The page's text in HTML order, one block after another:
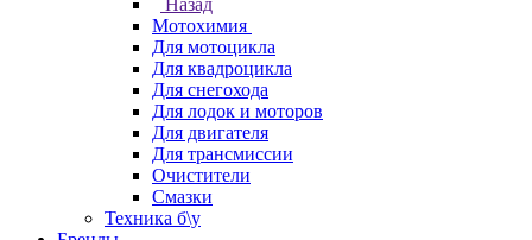
Назад
Мотохимия
Для мотоцикла
Для квадроцикла
Для снегохода
Для лодок и моторов
Для двигателя
Для трансмиссии
Очистители
Смазки
Техника б\у